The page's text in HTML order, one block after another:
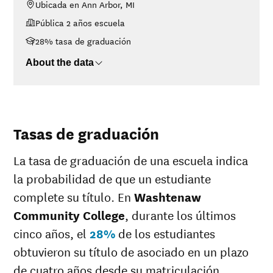
$30K-$48K $2,359
$48K-$75K $6,042
$75K-$110K$7,771
>$110K
$13,385
Ubicada en Ann Arbor, MI
Pública 2 años escuela
28% tasa de graduación
About the data
Tasas de graduación
La tasa de graduación de una escuela indica
la probabilidad de que un estudiante
complete su título. EnWashtenaw
Community College, durante los últimos
cinco años, el28% de los estudiantes
obtuvieron su título de asociado en un plazo